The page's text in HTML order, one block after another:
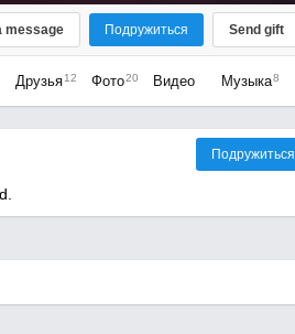
message Подружиться Send gift
Друзья 12 Фото20 Видео Музыка8
Подружиться